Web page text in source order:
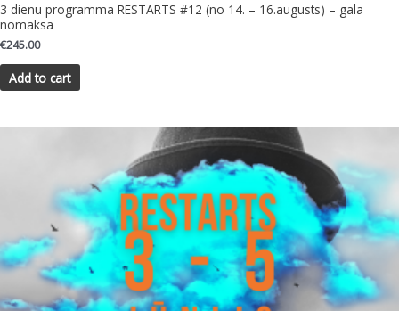
3 dienu programma RESTARTS #12 (no 14. – 16.augusts) – gala
nomaksa
€245.00
Add to cart